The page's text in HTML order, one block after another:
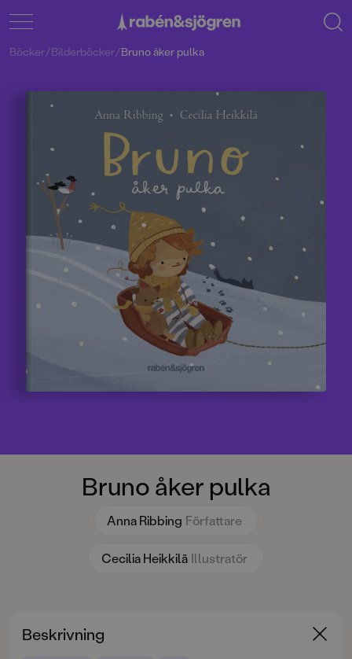
Bruno åker pulka
Anna Ribbing Författare
Cecilia Heikkilä Illustratör
Böcker/Bilderböcker/Bruno åker pulka
Beskrivning